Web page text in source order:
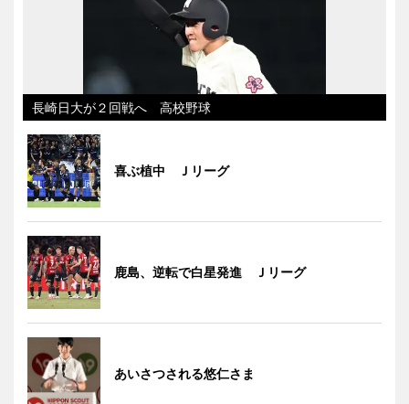
長崎日大が２回戦へ 高校野球
喜ぶ植中 Ｊリーグ
鹿島、逆転で白星発進 Ｊリーグ
あいさつされる悠仁さま